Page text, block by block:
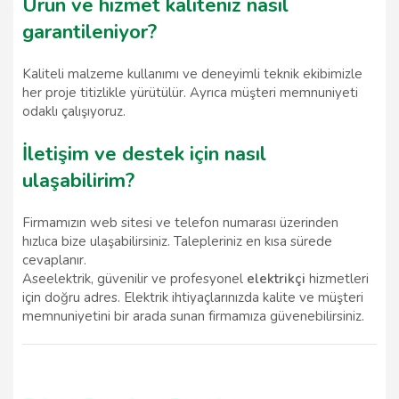
Ürün ve hizmet kaliteniz nasıl
garantileniyor?
Kaliteli malzeme kullanımı ve deneyimli teknik ekibimizle
her proje titizlikle yürütülür. Ayrıca müşteri memnuniyeti
odaklı çalışıyoruz.
İletişim ve destek için nasıl
ulaşabilirim?
Firmamızın web sitesi ve telefon numarası üzerinden
hızlıca bize ulaşabilirsiniz. Talepleriniz en kısa sürede
cevaplanır.
Aseelektrik, güvenilir ve profesyonel elektrikçi hizmetleri
için doğru adres. Elektrik ihtiyaçlarınızda kalite ve müşteri
memnuniyetini bir arada sunan firmamıza güvenebilirsiniz.